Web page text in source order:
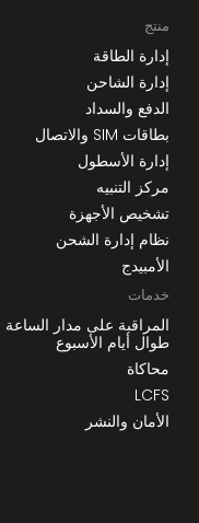
منتج
إدارة الطاقة
إدارة الشاحن
الدفع والسداد
بطاقات SIM والاتصال
إدارة الأسطول
مركز التنبيه
تشخيص الأجهزة
نظام إدارة الشحن
الأمبيدج
خدمات
المراقبة على مدار الساعة
طوال أيام الأسبوع
محاكاة
LCFS
الأمان والنشر